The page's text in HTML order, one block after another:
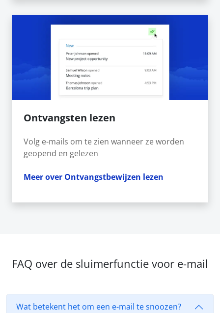
Ontvangsten lezen
Volg e-mails om te zien wanneer ze worden
geopend en gelezen
Meer over Ontvangstbewijzen lezen
FAQ over de sluimerfunctie voor e-mail
Wat betekent het om een e-mail te snoozen?